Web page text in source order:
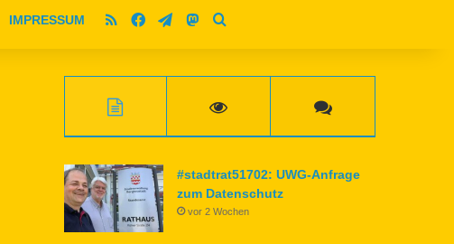
IMPRESSUM RSS FacebookTelegramMastodon
#stadtrat51702: UWG-Anfrage
zum Datenschutz
vor 2 Wochen